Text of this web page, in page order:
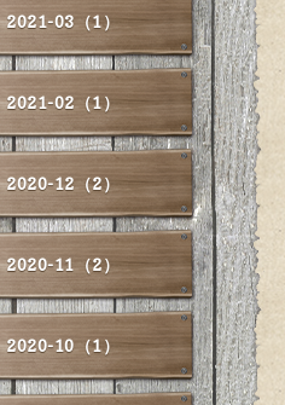
2021-03（1）
2021-02（1）
2020-12（2）
2020-11（2）
2020-10（1）